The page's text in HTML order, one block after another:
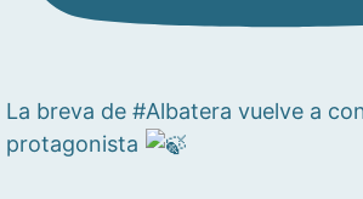
La breva de #Albatera vuelve a
protagonista